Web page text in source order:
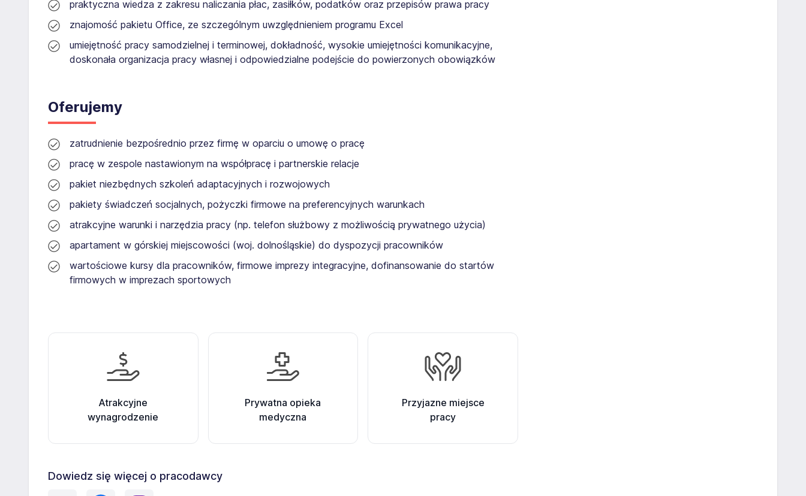
praktyczna wiedza z zakresu naliczania płac, zasiłków, podatków oraz przepisów prawa pracy
znajomość pakietu Office, ze szczególnym uwzględnieniem programu Excel
umiejętność pracy samodzielnej i terminowej, dokładność, wysokie umiejętności komunikacyjne,
doskonała organizacja pracy własnej i odpowiedzialne podejście do powierzonych obowiązków
Oferujemy
zatrudnienie bezpośrednio przez firmę w oparciu o umowę o pracę
pracę w zespole nastawionym na współpracę i partnerskie relacje
pakiet niezbędnych szkoleń adaptacyjnych i rozwojowych
pakiety świadczeń socjalnych, pożyczki firmowe na preferencyjnych warunkach
atrakcyjne warunki i narzędzia pracy (np. telefon służbowy z możliwością prywatnego użycia)
apartament w górskiej miejscowości (woj. dolnośląskie) do dyspozycji pracowników
wartościowe kursy dla pracowników, firmowe imprezy integracyjne, dofinansowanie do startów
firmowych w imprezach sportowych
Atrakcyjne
wynagrodzenie
Prywatna opieka
medyczna
Przyjazne miejsce
pracy
Dowiedz się więcej o pracodawcy